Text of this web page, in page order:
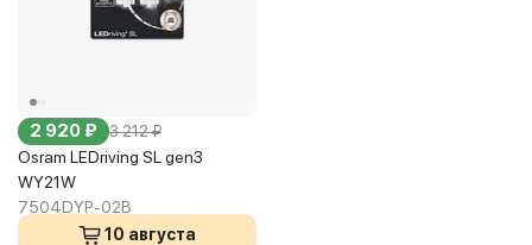
2 920 ₽ 3 212 ₽
Osram LEDriving SL gen3
WY21W
7504DYP-02B
10 августа